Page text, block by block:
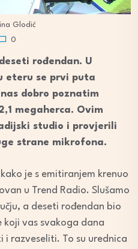
Glodić
0
rođendan. U
eteru se prvi puta
dobro poznatim
megaherca. Ovim
studio i provjerili
strane mikrofona.
je s emitiranjem krenuo
u Trend Radio. Slušamo
a deseti rođendan bio
vas svakoga dana
razveseliti. To su urednica